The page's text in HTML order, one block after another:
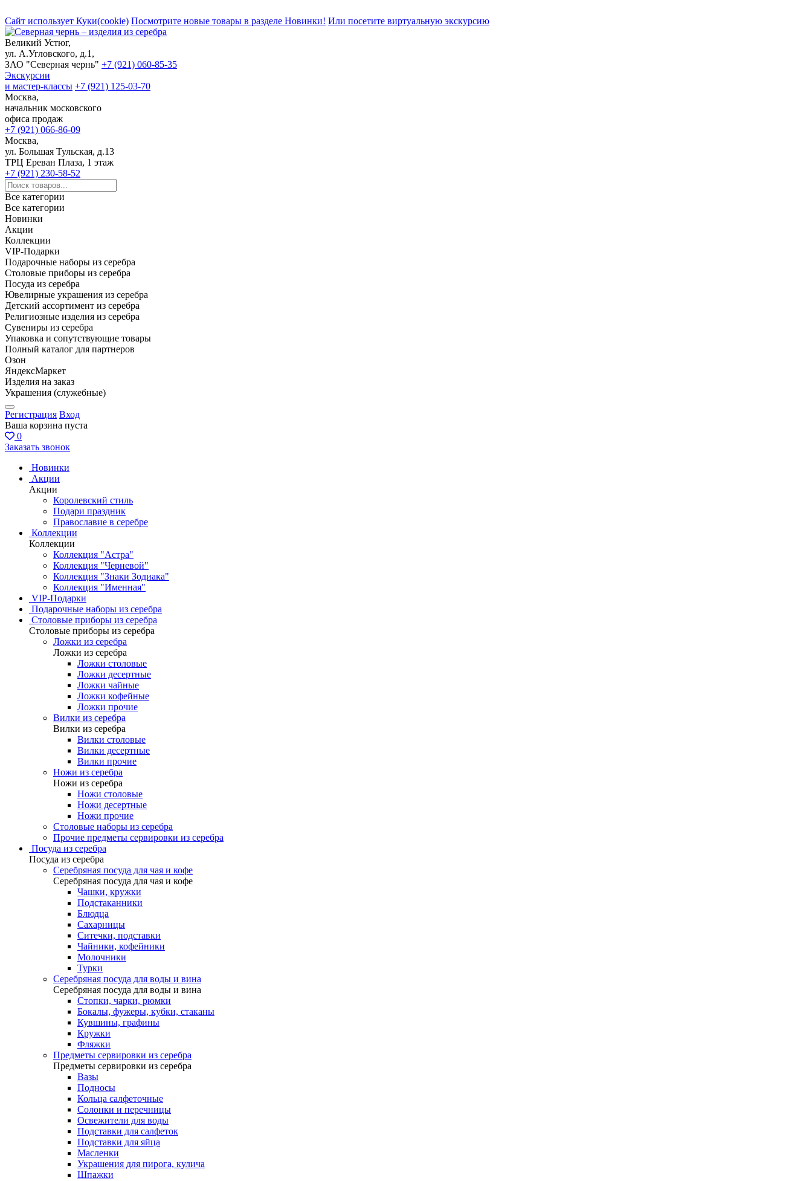
Сайт использует Куки(cookie) Посмотрите новые товары в разделе Новинки! Или посетите виртуальную экскурсию
Великий Устюг,
ул. А.Угловского, д.1,
ЗАО "Северная чернь" +7 (921) 060-85-35
Экскурсии
и мастер-классы +7 (921) 125-03-70
Москва,
начальник московского
офиса продаж
+7 (921) 066-86-09
Москва,
ул. Большая Тульская, д.13
ТРЦ Ереван Плаза, 1 этаж
+7 (921) 230-58-52
Все категории
Все категории
Новинки
Акции
Коллекции
VIP-Подарки
Подарочные наборы из серебра
Столовые приборы из серебра
Посуда из серебра
Ювелирные украшения из серебра
Детский ассортимент из серебра
Религиозные изделия из серебра
Сувениры из серебра
Упаковка и сопутствующие товары
Полный каталог для партнеров
Озон
ЯндексМаркет
Изделия на заказ
Украшения (служебные)
Регистрация Вход
Ваша корзина пуста
0
Заказать звонок
Новинки
Акции
Акции
Королевский стиль
Подари праздник
Православие в серебре
Коллекции
Коллекции
Коллекция "Астра"
Коллекция "Черневой"
Коллекция "Знаки Зодиака"
Коллекция "Именная"
VIP-Подарки
Подарочные наборы из серебра
Столовые приборы из серебра
Столовые приборы из серебра
Ложки из серебра
Ложки из серебра
Ложки столовые
Ложки десертные
Ложки чайные
Ложки кофейные
Ложки прочие
Вилки из серебра
Вилки из серебра
Вилки столовые
Вилки десертные
Вилки прочие
Ножи из серебра
Ножи из серебра
Ножи столовые
Ножи десертные
Ножи прочие
Столовые наборы из серебра
Прочие предметы сервировки из серебра
Посуда из серебра
Посуда из серебра
Серебряная посуда для чая и кофе
Серебряная посуда для чая и кофе
Чашки, кружки
Подстаканники
Блюдца
Сахарницы
Ситечки, подставки
Чайники, кофейники
Молочники
Турки
Серебряная посуда для воды и вина
Серебряная посуда для воды и вина
Стопки, чарки, рюмки
Бокалы, фужеры, кубки, стаканы
Кувшины, графины
Кружки
Фляжки
Предметы сервировки из серебра
Предметы сервировки из серебра
Вазы
Подносы
Кольца салфеточные
Солонки и перечницы
Освежители для воды
Подставки для салфеток
Подставки для яйца
Масленки
Украшения для пирога, кулича
Шпажки